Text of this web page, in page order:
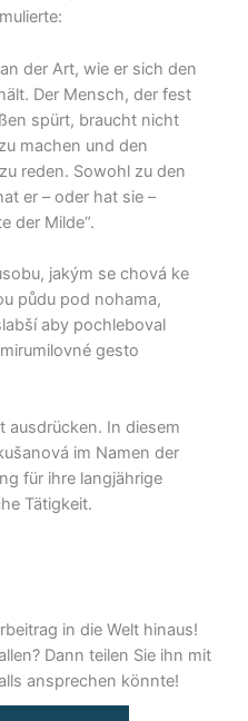
der Art, wie er sich den
Der Mensch, der fest
spürt, braucht nicht
machen und den
reden. Sowohl zu den
er – oder hat sie –
der Milde“.
jakým se chová ke
půdu pod nohama,
aby pochleboval
gesto
ausdrücken. In diesem
im Namen der
für ihre langjährige
Tätigkeit.
in die Welt hinaus!
Dann teilen Sie ihn mit
ansprechen könnte!